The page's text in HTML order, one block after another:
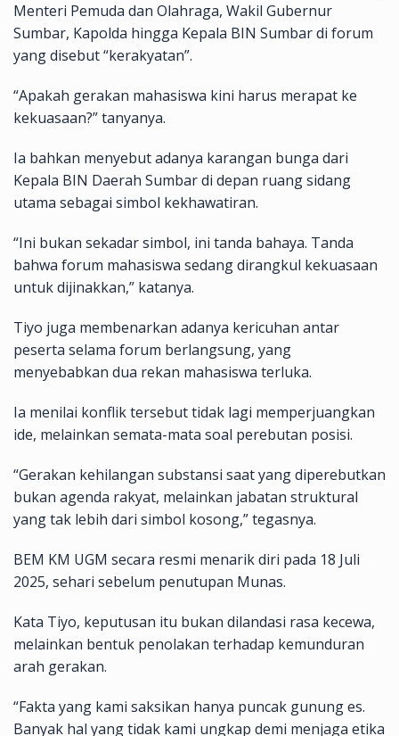
Menteri Pemuda dan Olahraga, Wakil Gubernur
Sumbar, Kapolda hingga Kepala BIN Sumbar di forum
yang disebut “kerakyatan”.
“Apakah gerakan mahasiswa kini harus merapat ke
kekuasaan?” tanyanya.
Ia bahkan menyebut adanya karangan bunga dari
Kepala BIN Daerah Sumbar di depan ruang sidang
utama sebagai simbol kekhawatiran.
“Ini bukan sekadar simbol, ini tanda bahaya. Tanda
bahwa forum mahasiswa sedang dirangkul kekuasaan
untuk dijinakkan,” katanya.
Tiyo juga membenarkan adanya kericuhan antar
peserta selama forum berlangsung, yang
menyebabkan dua rekan mahasiswa terluka.
Ia menilai konflik tersebut tidak lagi memperjuangkan
ide, melainkan semata-mata soal perebutan posisi.
“Gerakan kehilangan substansi saat yang diperebutkan
bukan agenda rakyat, melainkan jabatan struktural
yang tak lebih dari simbol kosong,” tegasnya.
BEM KM UGM secara resmi menarik diri pada 18 Juli
2025, sehari sebelum penutupan Munas.
Kata Tiyo, keputusan itu bukan dilandasi rasa kecewa,
melainkan bentuk penolakan terhadap kemunduran
arah gerakan.
“Fakta yang kami saksikan hanya puncak gunung es.
Banyak hal yang tidak kami ungkap demi menjaga etika